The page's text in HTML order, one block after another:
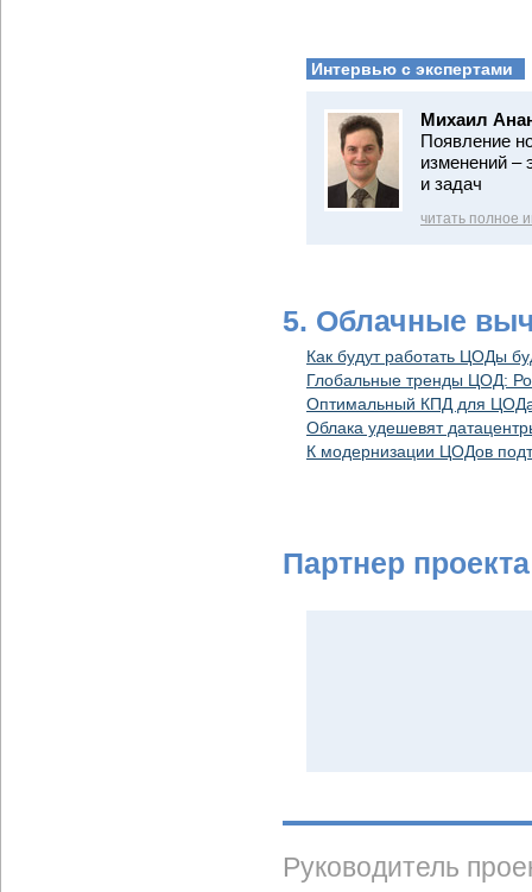
Интервью с экспертами
Михаил
Появление
изменений –
и задач
читать полное
5. Облачные
Как будут работать ЦОДы
Глобальные тренды ЦОД:
Оптимальный КПД для
Облака удешевят
К модернизации ЦОДов
Партнер проекта
Руководитель